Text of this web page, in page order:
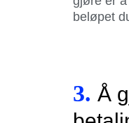
beløpet
3. Å